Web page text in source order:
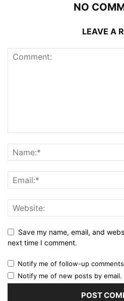
NO
LEAVE A
Save my name, email, and
next time I comment.
Notify me of follow-up
Notify me of new posts by email.